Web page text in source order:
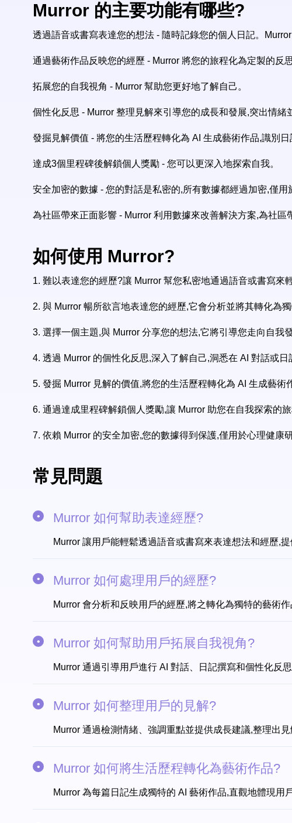
Murror 的主要功能有哪些?
透過語音或書寫表達您的想法 - 隨時記錄您的個人日記。Murror
通過藝術作品反映您的經歷 - Murror 將您的旅程化為定製的反思
拓展您的自我視角 - Murror 幫助您更好地了解自己。
個性化反思 - Murror 整理見解來引導您的成長和發展,突出情緒
發掘見解價值 - 將您的生活歷程轉化為 AI 生成藝術作品,識別
達成3個里程碑後解鎖個人獎勵 - 您可以更深入地探索自我。
安全加密的數據 - 您的對話是私密的,所有數據都經過加密,僅用
為社區帶來正面影響 - Murror 利用數據來改善解決方案,為社區
如何使用 Murror?
1. 難以表達您的經歷?讓 Murror 幫您私密地通過語音或書寫來
2. 與 Murror 暢所欲言地表達您的經歷,它會分析並將其轉化為
3. 選擇一個主題,與 Murror 分享您的想法,它將引導您走向自我
4. 透過 Murror 的個性化反思,深入了解自己,洞悉在 AI 對話或日
5. 發掘 Murror 見解的價值,將您的生活歷程轉化為 AI 生成藝術
6. 通過達成里程碑解鎖個人獎勵,讓 Murror 助您在自我探索的旅
7. 依賴 Murror 的安全加密,您的數據得到保護,僅用於心理健康
常見問題
Murror 如何幫助表達經歷?
Murror 讓用戶能輕鬆透過語音或書寫來表達想法和經歷,提
Murror 如何處理用戶的經歷?
Murror 會分析和反映用戶的經歷,將之轉化為獨特的藝術
Murror 如何幫助用戶拓展自我視角?
Murror 通過引導用戶進行 AI 對話、日記撰寫和個性化反
Murror 如何整理用戶的見解?
Murror 通過檢測情緒、強調重點並提供成長建議,整理出
Murror 如何將生活歷程轉化為藝術作品?
Murror 為每篇日記生成獨特的 AI 藝術作品,直觀地體現用